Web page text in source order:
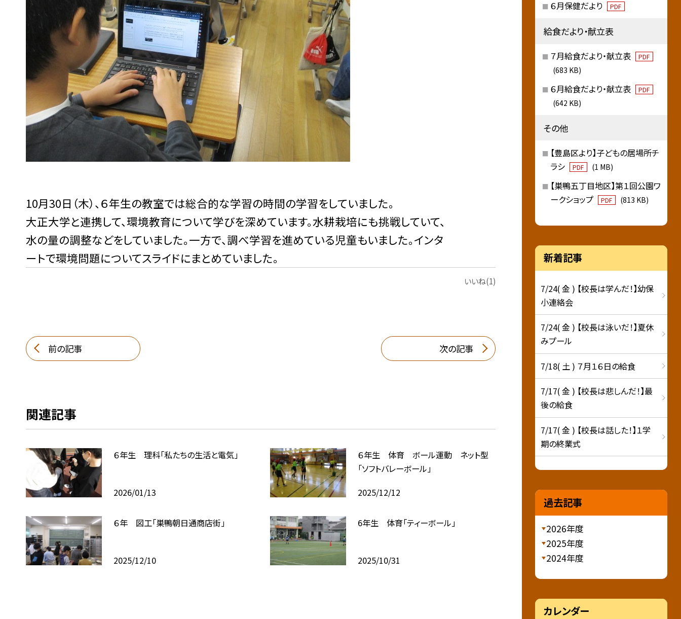
10月30日（木）、６年生の教室では総合的な学習の時間の学習をしていました。
大正大学と連携して、環境教育について学びを深めています。水耕栽培にも挑戦していて、
水の量の調整などをしていました。一方で、調べ学習を進めている児童もいました。インタ
ートで環境問題についてスライドにまとめていました。
いいね(1)
前の記事 次の記事
関連記事
６年生 理科「私たちの生活と電気」
2026/01/13
６年生 体育 ボール運動 ネット型
「ソフトバレーボール」
2025/12/12
６年 図工「巣鴨朝日通商店街」
2025/12/10
6年生 体育「ティーボール」
2025/10/31
６月保健だより PDF
給食だより・献立表
７月給食だより・献立表 PDF
(683 KB)
６月給食だより・献立表 PDF
(642 KB)
その他
【豊島区より】子どもの居場所チ
ラシ
PDF (1 MB)
【巣鴨五丁目地区】第１回公園ワ
ークショップ
PDF (813 KB)
新着記事
7/24( 金 ) 【校長は学んだ！】幼保
小連絡会
7/24( 金 ) 【校長は泳いだ！】夏休
みプール
7/18( 土 ) ７月１６日の給食
7/17( 金 ) 【校長は悲しんだ！】最
後の給食
7/17( 金 ) 【校長は話した！】１学
期の終業式
過去記事
2026年度
2025年度
2024年度
カレンダー